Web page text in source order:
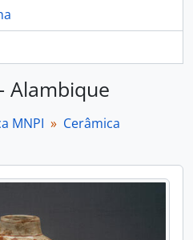
Alambique
MNPI
Cerâmica